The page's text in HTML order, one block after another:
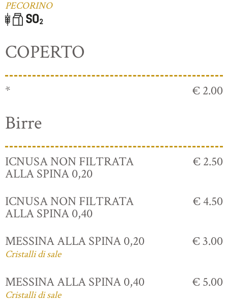
PECORINO
COPERTO
* € 2.00
Birre
ICNUSA NON FILTRATA
ALLA SPINA 0,20
€ 2.50
ICNUSA NON FILTRATA
ALLA SPINA 0,40
€ 4.50
MESSINA ALLA SPINA 0,20
Cristalli di sale
€ 3.00
MESSINA ALLA SPINA 0,40
Cristalli di sale
€ 5.00